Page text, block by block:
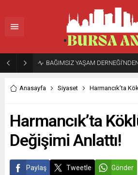
Anasayfa Siyaset Harmancık’ta
Harmancık’ta
Değişimi Anlattı!
Paylaş Tweetle Gönder